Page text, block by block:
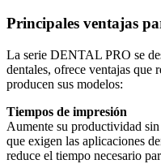
Principales ventajas
La serie DENTAL PRO se
dentales, ofrece ventajas que
producen sus modelos:
Tiempos de impresión
Aumente su productividad
que exigen las aplicaciones
reduce el tiempo necesario